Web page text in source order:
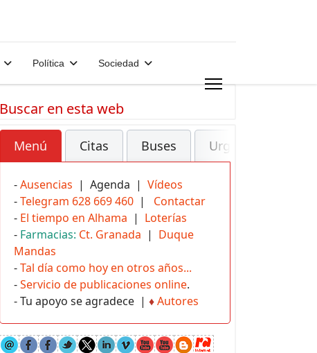
Política Sociedad
Buscar en esta web
Menú Citas Buses Urgencias
-Ausencias | Agenda | Vídeos
-Telegram 628 669 460 | Contactar
- El tiempo en Alhama | Loterías
- Farmacias: Ct. Granada | Duque
Mandas
-Tal día como hoy en otros años...
-Servicio de publicaciones online.
- Tu apoyo se agradece | ♦Autores